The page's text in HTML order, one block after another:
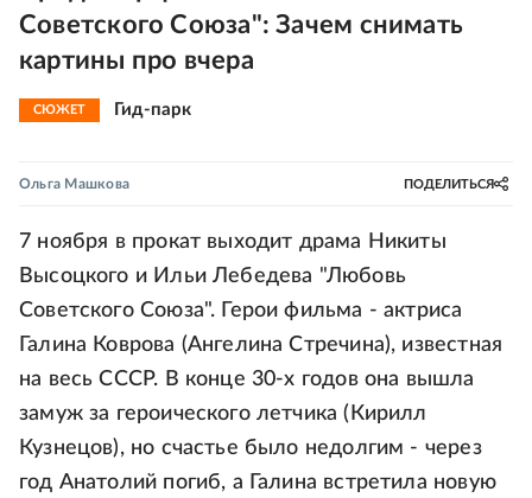
Советского Союза": Зачем снимать
картины про вчера
СЮЖЕТ Гид-парк
Ольга Машкова ПОДЕЛИТЬСЯ
7 ноября в прокат выходит драма Никиты
Высоцкого и Ильи Лебедева "Любовь
Советского Союза". Герои фильма - актриса
Галина Коврова (Ангелина Стречина), известная
на весь СССР. В конце 30-х годов она вышла
замуж за героического летчика (Кирилл
Кузнецов), но счастье было недолгим - через
год Анатолий погиб, а Галина встретила новую